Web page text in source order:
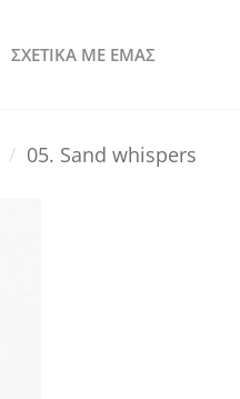
ΣΧΕΤΙΚΑ ΜΕ ΕΜΑΣ
/ 05. Sand whispers